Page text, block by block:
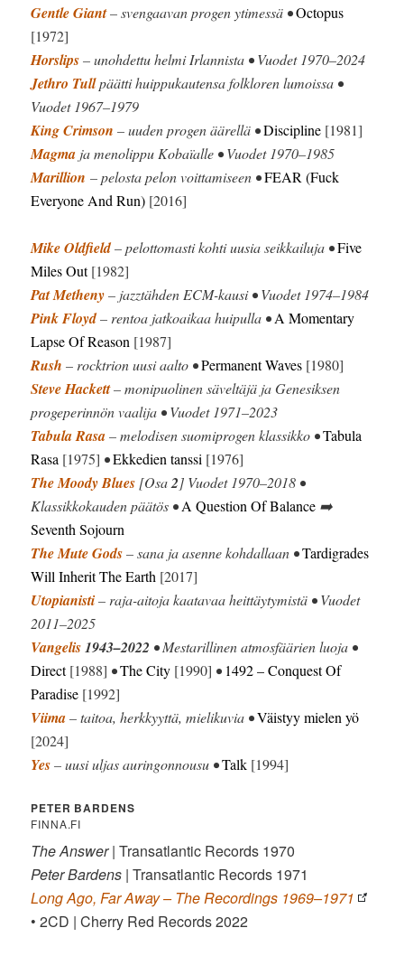
Gentle Giant– svengaavan progen ytimessä •Octopus
[1972]
Horslips– unohdettu helmi Irlannista • Vuodet 1970–2024
Jethro Tullpäätti huippukautensa folkloren lumoissa •
Vuodet 1967–1979
King Crimson – uuden progen äärellä •Discipline [1981]
Magma ja menolippu Kobaïalle • Vuodet 1970–1985
Marillion – pelosta pelon voittamiseen •FEAR (Fuck
Everyone And Run) [2016]
Mike Oldfield– pelottomasti kohti uusia seikkailuja •Five
Miles Out[1982]
Pat Metheny– jazztähden ECM-kausi • Vuodet 1974–1984
Pink Floyd– rentoa jatkoaikaa huipulla •A Momentary
Lapse Of Reason [1987]
Rush – rocktrion uusi aalto •Permanent Waves [1980]
Steve Hackett– monipuolinen säveltäjä ja Genesiksen
progeperinnön vaalija • Vuodet 1971–2023
Tabula Rasa– melodisen suomiprogen klassikko •Tabula
Rasa [1975] •Ekkedien tanssi [1976]
The Moody Blues [Osa2] Vuodet 1970–2018 •
Klassikkokauden päätös •A Question Of Balance ➡️
Seventh Sojourn
The Mute Gods– sana ja asenne kohdallaan •Tardigrades
Will Inherit The Earth [2017]
Utopianisti– raja-aitoja kaatavaa heittäytymistä • Vuodet
2011–2025
Vangelis1943–2022 • Mestarillinen atmosfäärien luoja •
Direct[1988] •The City [1990] • 1492 – Conquest Of
Paradise [1992]
Viima– taitoa, herkkyyttä, mielikuvia •Väistyy mielen yö
[2024]
Yes– uusi uljas auringonnousu •Talk [1994]
PETER BARDENS
FINNA.FI
The Answer| Transatlantic Records 1970
Peter Bardens | Transatlantic Records 1971
Long Ago, Far Away – The Recordings 1969–1971
• 2CD | Cherry Red Records 2022